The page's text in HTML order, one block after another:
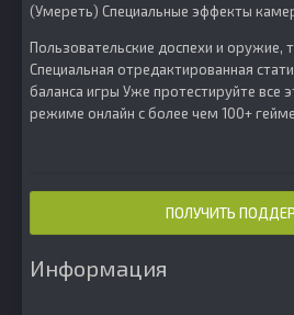
(Умереть) Специальные эффекты
Пользовательские доспехи и оружие,
Специальная отредактированная
баланса игры Уже протестируйте все
режиме онлайн с более чем 100+
ПОЛУЧИТЬ
Информация